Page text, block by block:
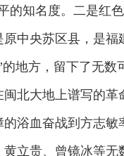
的知名度。二是红
中央苏区县，是
地方，留下了无
北大地上谱写的
浴血奋战到方志
立贵、曾镜冰等